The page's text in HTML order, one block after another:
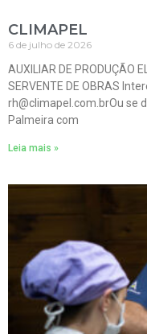
CLIMAPEL
6 de julho de 2026
AUXILIAR DE PRODUÇÃO
SERVENTE DE OBRAS
rh@climapel.com.brOu se
Palmeira com
Leia mais »